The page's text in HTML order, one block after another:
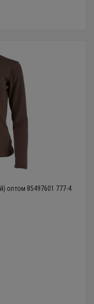
оптом 85497601 777-4